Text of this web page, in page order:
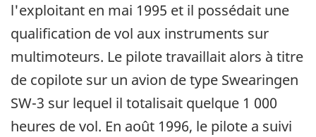
l'exploitant en mai 1995 et il possédait une
qualification de vol aux instruments sur
multimoteurs. Le pilote travaillait alors à titre
de copilote sur un avion de type Swearingen
SW-3 sur lequel il totalisait quelque 1 000
heures de vol. En août 1996, le pilote a suivi